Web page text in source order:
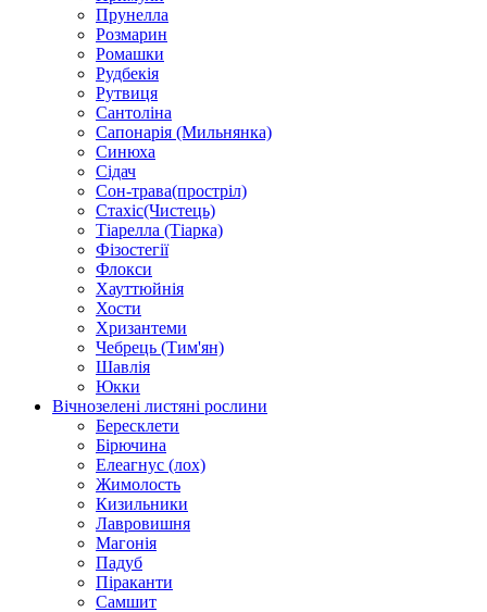
Прунелла
Розмарин
Ромашки
Рудбекія
Рутвиця
Сантоліна
Сапонарія (Мильнянка)
Синюха
Сідач
Сон-трава(простріл)
Стахіс(Чистець)
Тіарелла (Тіарка)
Фізостегії
Флокси
Хауттюйнія
Хости
Хризантеми
Чебрець (Тим'ян)
Шавлія
Юкки
Вічнозелені листяні рослини
Бересклети
Бірючина
Елеагнус (лох)
Жимолость
Кизильники
Лавровишня
Магонія
Падуб
Піраканти
Самшит